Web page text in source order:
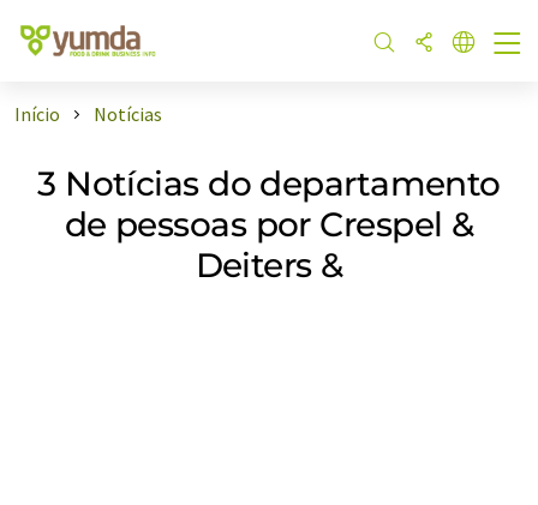
Início Notícias
3 Notícias do departamento
de pessoas por Crespel &
Deiters &